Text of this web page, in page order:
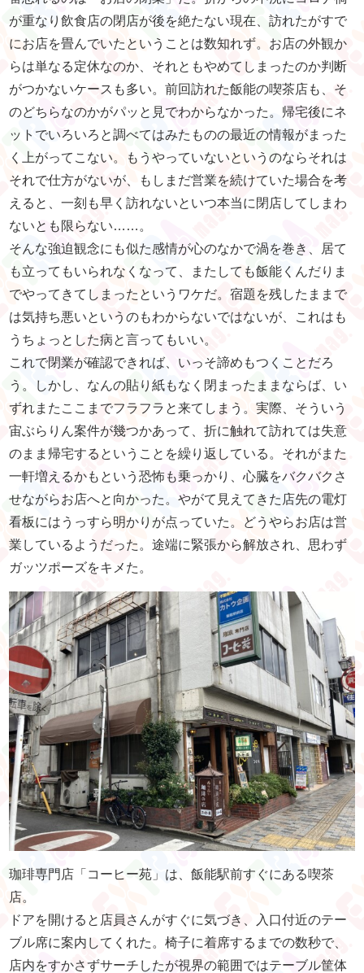
が重なり飲食店の閉店が後を絶たない現在、訪れたがすで
にお店を畳んでいたということは数知れず。お店の外観か
らは単なる定休なのか、それともやめてしまったのか判断
がつかないケースも多い。前回訪れた飯能の喫茶店も、そ
のどちらなのかがパッと見でわからなかった。帰宅後にネ
ットでいろいろと調べてはみたものの最近の情報がまった
く上がってこない。もうやっていないというのならそれは
それで仕方がないが、もしまだ営業を続けていた場合を考
えると、一刻も早く訪れないといつ本当に閉店してしまわ
ないとも限らない……。
そんな強迫観念にも似た感情が心のなかで渦を巻き、居て
も立ってもいられなくなって、またしても飯能くんだりま
でやってきてしまったというワケだ。宿題を残したままで
は気持ち悪いというのもわからないではないが、これはも
うちょっとした病と言ってもいい。
これで閉業が確認できれば、いっそ諦めもつくことだろ
う。しかし、なんの貼り紙もなく閉まったままならば、い
ずれまたここまでフラフラと来てしまう。実際、そういう
宙ぶらりん案件が幾つかあって、折に触れて訪れては失意
のまま帰宅するということを繰り返している。それがまた
一軒増えるかもという恐怖も乗っかり、心臓をバクバクさ
せながらお店へと向かった。やがて見えてきた店先の電灯
看板にはうっすら明かりが点っていた。どうやらお店は営
業しているようだった。途端に緊張から解放され、思わず
ガッツポーズをキメた。
珈琲専門店「コーヒー苑」は、飯能駅前すぐにある喫茶
店。
ドアを開けると店員さんがすぐに気づき、入口付近のテー
ブル席に案内してくれた。椅子に着席するまでの数秒で、
店内をすかさずサーチしたが視界の範囲ではテーブル筐体